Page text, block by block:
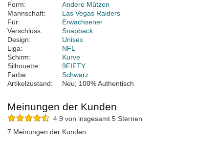
Form:
Andere Mützen
Mannschaft:
Las Vegas Raiders
Für:
Erwachsener
Verschluss:
Snapback
Design:
Unisex
Liga:
NFL
Schirm:
Kurve
Silhouette:
9FIFTY
Farbe:
Schwarz
Artikelzustand:
Neu; 100% Authentisch
Meinungen der Kunden
4.9 von insgesamt 5 Sternen
7 Meinungen der Kunden